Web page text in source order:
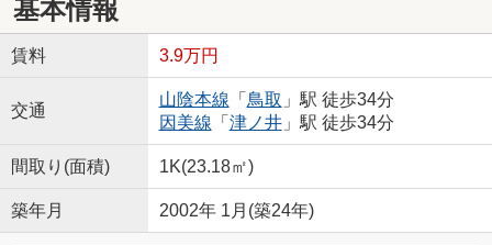
基本情報
賃料 3.9万円
交通
山陰本線 「 鳥取 」駅 徒歩34分
因美線 「 津ノ井」駅 徒歩34分
間取り(面積) 1K(23.18㎡)
築年月 2002年 1月(築24年)